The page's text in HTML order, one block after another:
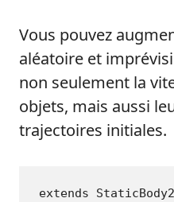
Vous pouvez
aléatoire et
non seulement la
objets, mais aussi
trajectoires initiales.
extends